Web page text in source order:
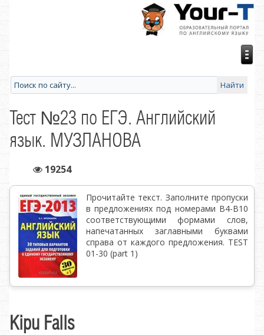
Тест №23 по ЕГЭ. Английский
язык. МУЗЛАНОВА
19254
Прочитайте текст. Заполните пропуски
в предложениях под номерами В4-В10
соответствующими формами слов,
напечатанных заглавными буквами
справа от каждого предложения. TEST
01-30 (part 1)
Kipu Falls